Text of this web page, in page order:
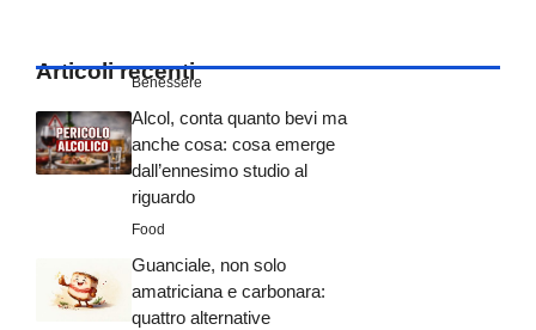
Articoli recenti
Benessere
Alcol, conta quanto bevi ma
anche cosa: cosa emerge
dall’ennesimo studio al
riguardo
Food
Guanciale, non solo
amatriciana e carbonara:
quattro alternative